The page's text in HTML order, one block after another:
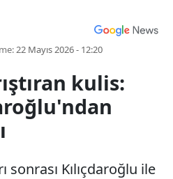
22 Mayıs 2026 - 12:20
kulis:
Kılıçdaroğlu ile